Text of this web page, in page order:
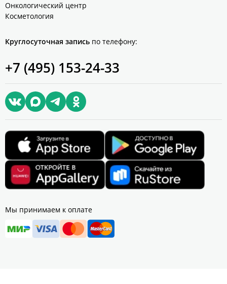
Онкологический центр
Косметология
Круглосуточная запись по телефону:
+7 (495) 153-24-33
Мы принимаем к оплате